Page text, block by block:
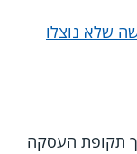
שלא נוצלו
תקופת העסקה